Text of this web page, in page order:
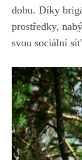
dobu. Díky
⁣prostředky,
svou sociální